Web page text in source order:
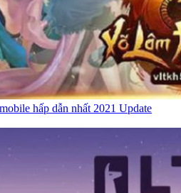
hấp dẫn nhất 2021 Update